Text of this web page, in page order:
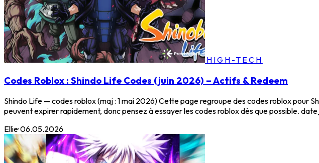
HIGH-TECH
Codes Roblox : Shindo Life Codes (juin 2026) – Actifs & Redeem
Shindo Life — codes roblox (maj : 1 mai 2026) Cette page regroupe des codes roblox pour
peuvent expirer rapidement, donc pensez à essayer les codes roblox dès que possible.
Ellie·06.05.2026